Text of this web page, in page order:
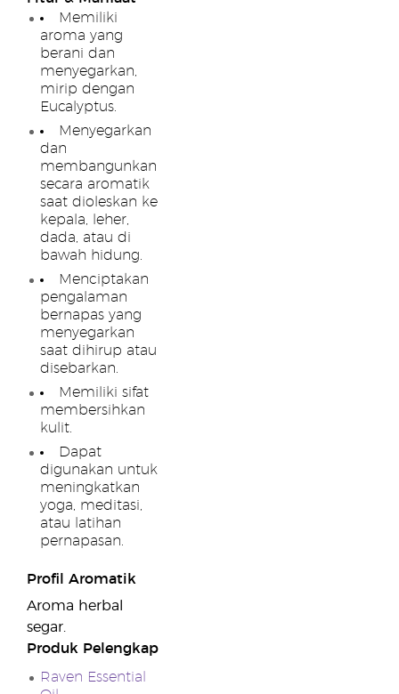
Memiliki
aroma yang
berani dan
menyegarkan,
mirip dengan
Eucalyptus.
Menyegarkan
dan
membangunkan
secara aromatik
saat dioleskan ke
kepala, leher,
dada, atau di
bawah hidung.
Menciptakan
pengalaman
bernapas yang
menyegarkan
saat dihirup atau
disebarkan.
Memiliki sifat
membersihkan
kulit.
Dapat
digunakan untuk
meningkatkan
yoga, meditasi,
atau latihan
pernapasan.
Profil Aromatik
Aroma herbal
segar.
Produk Pelengkap
Raven Essential